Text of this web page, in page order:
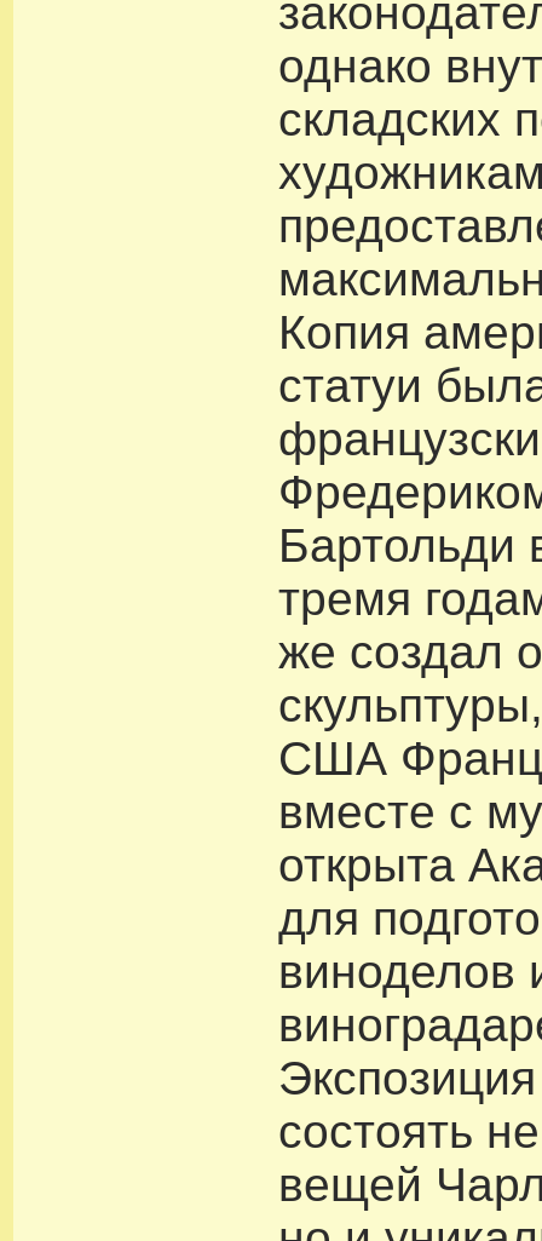
однако
складских
Копия
статуи
Бартольди
тремя
же создал
США
вместе с
открыта
для
виноделов
состоять
вещей